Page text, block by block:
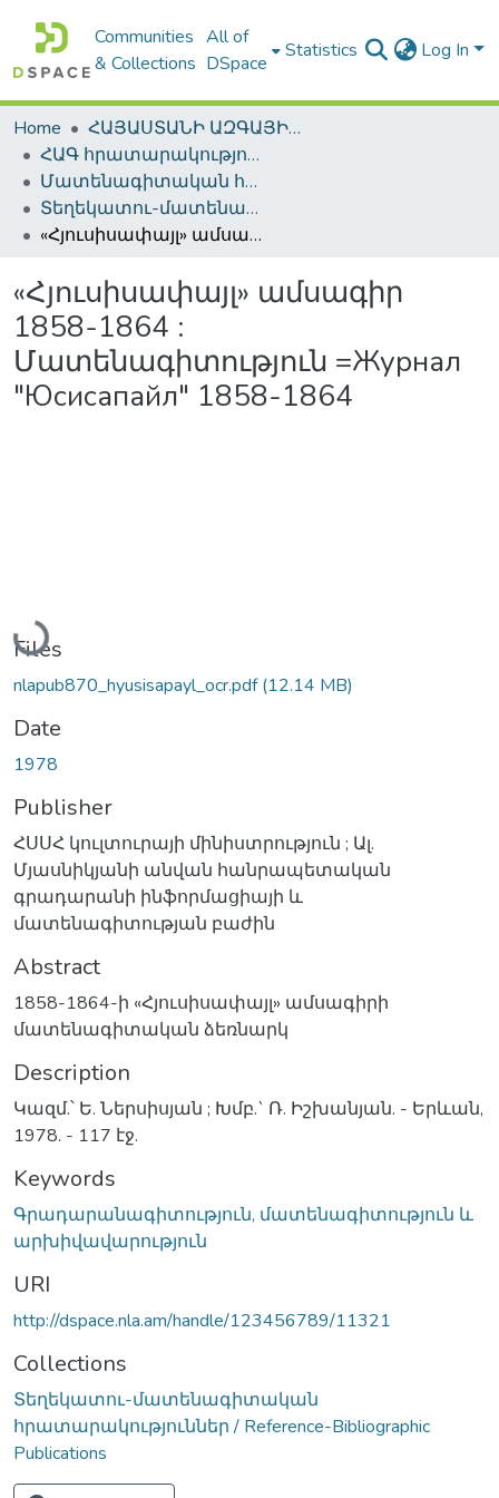
Communities
& Collections
All of
DSpace
Statistics Log In
Home
ՀԱՅԱՍՏԱՆԻ ԱԶԳԱՅԻՆ ԳՐԱԴԱՐԱՆԻ ԹՎԱՅԻՆ ՊԱՀՈՑ / DIGITAL REPOSITORY OF NLA
ՀԱԳ հրատարակություններ / NLA Publications
Մատենագիտական հրատարակություններ / Bibliographic publications
Տեղեկատու-մատենագիտական հրատարակություններ / Reference-Bibliographic Publications
«Հյուսիսափայլ» ամսագիր 1858-1864 : Մատենագիտություն =Журнал "Юсисапайл" 1858-1864
«Հյուսիսափայլ» ամսագիր
1858-1864 :
Մատենագիտություն =Журнал
"Юсисапайл" 1858-1864
Loading...
Files
nlapub870_hyusisapayl_ocr.pdf(12.14 MB)
Date
1978
Publisher
ՀՍՍՀ կուլտուրայի մինիստրություն ; Ալ.
Մյասնիկյանի անվան հանրապետական
գրադարանի ինֆորմացիայի և
մատենագիտության բաժին
Abstract
1858-1864-ի «Հյուսիսափայլ» ամսագիրի
մատենագիտական ձեռնարկ
Description
Կազմ.՝ Ե. Ներսիսյան ; Խմբ.` Ռ. Իշխանյան. - Երևան,
1978. - 117 էջ.
Keywords
Գրադարանագիտություն, մատենագիտություն և
արխիվավարություն
URI
http://dspace.nla.am/handle/123456789/11321
Collections
Տեղեկատու-մատենագիտական
հրատարակություններ / Reference-Bibliographic
Publications